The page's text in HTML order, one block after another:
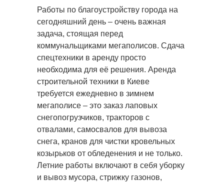
Работы по благоустройству города на
сегодняшний день – очень важная
задача, стоящая перед
коммунальщиками мегаполисов. Сдача
спецтехники в аренду просто
необходима для её решения. Аренда
строительной техники в Киеве
требуется ежедневно в зимнем
мегаполисе – это заказ лаповых
снегопогрузчиков, тракторов с
отвалами, самосвалов для вывоза
снега, кранов для чистки кровельных
козырьков от обледенения и не только.
Летние работы включают в себя уборку
и вывоз мусора, стрижку газонов,